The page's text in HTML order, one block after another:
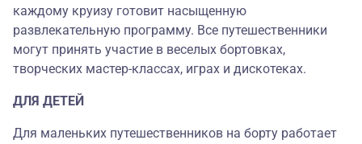
каждому круизу готовит насыщенную
развлекательную программу. Все путешественники
могут принять участие в веселых бортовках,
творческих мастер-классах, играх и дискотеках.
ДЛЯ ДЕТЕЙ
Для маленьких путешественников на борту работает